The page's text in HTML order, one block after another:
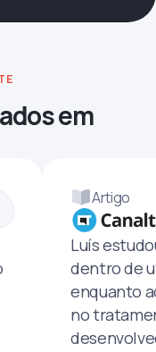
em
Artigo
Luís
dentro de
enquanto
no